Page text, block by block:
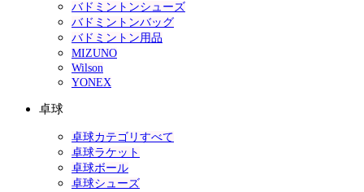
バドミントンシューズ
バドミントンバッグ
バドミントン用品
MIZUNO
Wilson
YONEX
卓球
卓球カテゴリすべて
卓球ラケット
卓球ボール
卓球シューズ